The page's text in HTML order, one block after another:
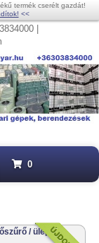
termék cserélt gazdát!
<<
|
0
/ ülepítő